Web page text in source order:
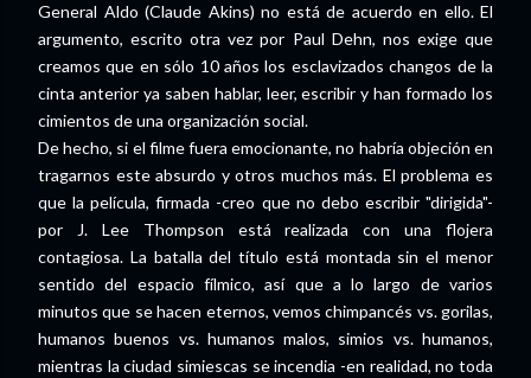
General Aldo (Claude Akins) no está de acuerdo en ello. El
argumento, escrito otra vez por Paul Dehn, nos exige que
creamos que en sólo 10 años los esclavizados changos de la
cinta anterior ya saben hablar, leer, escribir y han formado los
cimientos de una organización social.
De hecho, si el filme fuera emocionante, no habría objeción en
tragarnos este absurdo y otros muchos más. El problema es
que la película, firmada -creo que no debo escribir "dirigida"-
por J. Lee Thompson está realizada con una flojera
contagiosa. La batalla del título está montada sin el menor
sentido del espacio fílmico, así que a lo largo de varios
minutos que se hacen eternos, vemos chimpancés vs. gorilas,
humanos buenos vs. humanos malos, simios vs. humanos,
mientras la ciudad simiescas se incendia -en realidad, no toda